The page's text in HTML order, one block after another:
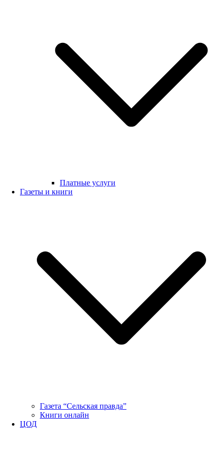
Платные услуги
Газеты и книги
Газета “Сельская правда”
Книги онлайн
ЦОД